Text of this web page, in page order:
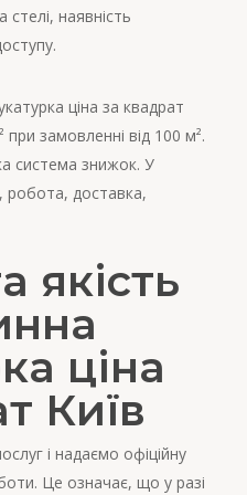
наявність
ціна за квадрат
замовленні від 100 м².
система знижок. У
робота, доставка,
якість
ціна
Київ
і надаємо офіційну
Це означає, що у разі